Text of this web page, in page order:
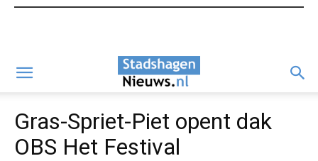
Gras-Spriet-Piet opent dak
OBS Het Festival